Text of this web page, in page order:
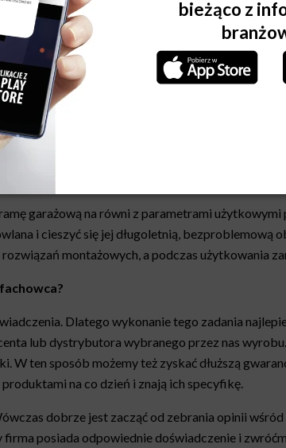
lub termomodernizacji domu. Od
ciepła i hałasem. Prezentujemy
do montażu oraz w jaki sposób dbać o
garażową na równi z parametrami
i cieszyć się jej długoletnią, bezproblemową
montażowych, a podczas użytkowania
Dlatego wykonanie tego zadania
lub dystrybutora wybranego przez nas
ten sposób możemy też zyskać dłuższą
na co dzień i znają ich specyfikę.
dobrze jest zacząć od zebrania opinii
posiada odpowiednie doświadczenie i